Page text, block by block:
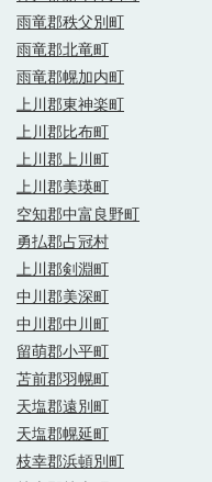
雨竜郡秩父別町
雨竜郡北竜町
雨竜郡幌加内町
上川郡東神楽町
上川郡比布町
上川郡上川町
上川郡美瑛町
空知郡中富良野町
勇払郡占冠村
上川郡剣淵町
中川郡美深町
中川郡中川町
留萌郡小平町
苫前郡羽幌町
天塩郡遠別町
天塩郡幌延町
枝幸郡浜頓別町